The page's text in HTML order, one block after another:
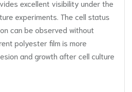
excellent visibility under the
experiments. The cell status
can be observed without
polyester film is more
and growth after cell culture